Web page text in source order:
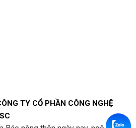
TY CỔ PHẦN CÔNG NGHỆ